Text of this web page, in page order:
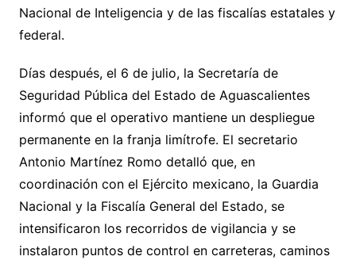
Nacional de Inteligencia y de las fiscalías estatales y
federal.
Días después, el 6 de julio, la Secretaría de
Seguridad Pública del Estado de Aguascalientes
informó que el operativo mantiene un despliegue
permanente en la franja limítrofe. El secretario
Antonio Martínez Romo detalló que, en
coordinación con el Ejército mexicano, la Guardia
Nacional y la Fiscalía General del Estado, se
intensificaron los recorridos de vigilancia y se
instalaron puntos de control en carreteras, caminos